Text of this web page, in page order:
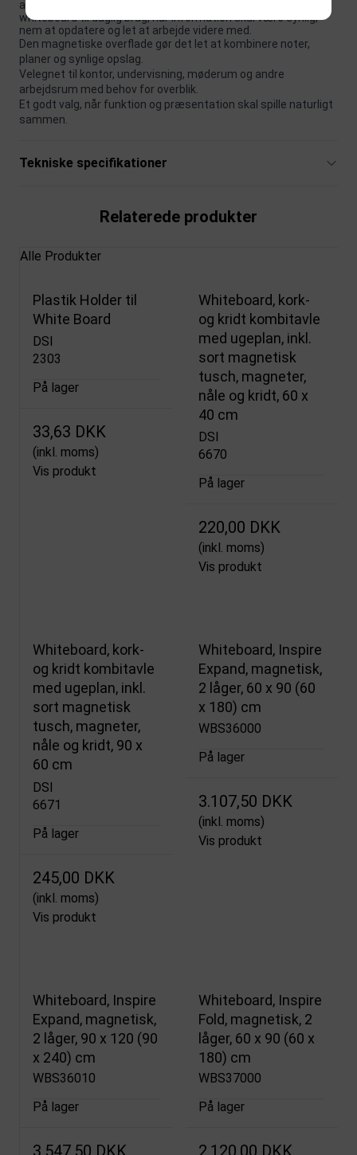
aluminiumramme, til intensivt brug er et funktionelt
whiteboard til daglig brug, når information skal være synlig,
nem at opdatere og let at arbejde videre med.
Den magnetiske overflade gør det let at kombinere noter,
planer og synlige opslag.
Velegnet til kontor, undervisning, møderum og andre
arbejdsrum med behov for overblik.
Et godt valg, når funktion og præsentation skal spille naturligt
sammen.
Tekniske specifikationer
Relaterede produkter
Alle Produkter
Plastik Holder til
White Board
DSI
2303
På lager
33,63 DKK
(inkl. moms)
Vis produkt
Whiteboard, kork-
og kridt kombitavle
med ugeplan, inkl.
sort magnetisk
tusch, magneter,
nåle og kridt, 60 x
40 cm
DSI
6670
På lager
220,00 DKK
(inkl. moms)
Vis produkt
Whiteboard, kork-
og kridt kombitavle
med ugeplan, inkl.
sort magnetisk
tusch, magneter,
nåle og kridt, 90 x
60 cm
DSI
6671
På lager
245,00 DKK
(inkl. moms)
Vis produkt
Whiteboard, Inspire
Expand, magnetisk,
2 låger, 60 x 90 (60
x 180) cm
WBS36000
På lager
3.107,50 DKK
(inkl. moms)
Vis produkt
Whiteboard, Inspire
Expand, magnetisk,
2 låger, 90 x 120 (90
x 240) cm
WBS36010
På lager
3.547,50 DKK
Whiteboard, Inspire
Fold, magnetisk, 2
låger, 60 x 90 (60 x
180) cm
WBS37000
På lager
2.120,00 DKK